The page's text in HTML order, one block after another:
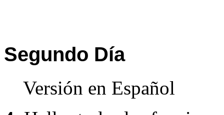
Segundo Día
Versión en Español